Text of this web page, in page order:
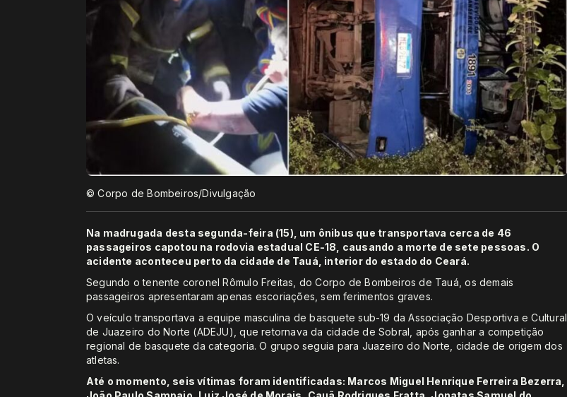
© Corpo de Bombeiros/Divulgação
Na madrugada desta segunda-feira (15), um ônibus que transportava cerca de 46
passageiros capotou na rodovia estadual CE-18, causando a morte de sete pessoas. O
acidente aconteceu perto da cidade de Tauá, interior do estado do Ceará.
Segundo o tenente coronel Rômulo Freitas, do Corpo de Bombeiros de Tauá, os demais
passageiros apresentaram apenas escoriações, sem ferimentos graves.
O veículo transportava a equipe masculina de basquete sub-19 da Associação Desportiva e Cultural
de Juazeiro do Norte (ADEJU), que retornava da cidade de Sobral, após ganhar a competição
regional de basquete da categoria. O grupo seguia para Juazeiro do Norte, cidade de origem dos
atletas.
Até o momento, seis vítimas foram identificadas: Marcos Miguel Henrique Ferreira Bezerra,